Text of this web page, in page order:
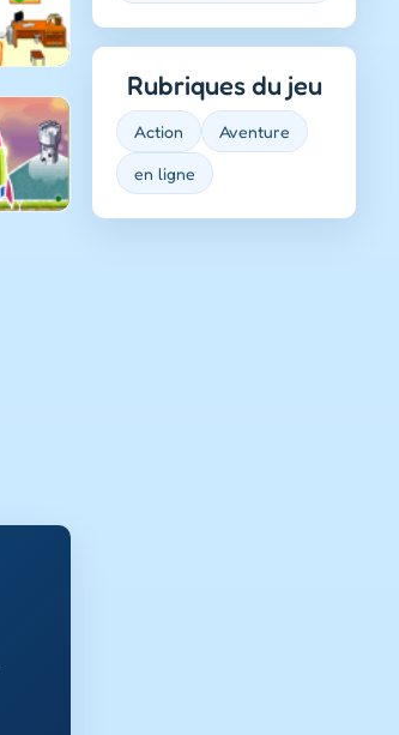
Rubriques du jeu
Action Aventure
en ligne